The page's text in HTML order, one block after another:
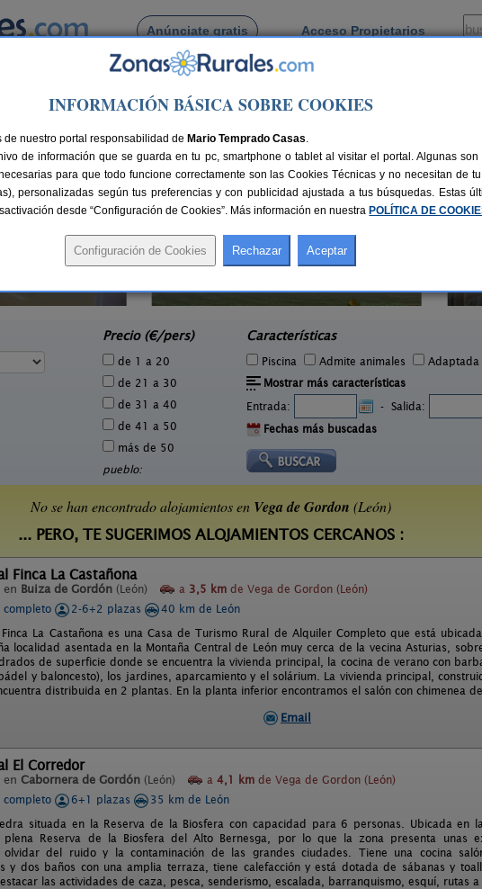
Anúnciate gratis Acceso Propietarios
Busca por pueblo
de Gordon
Vega de Gordon
Apartamentos L´Abiseu
Precio (€/pers)
de 1 a 20
de 21 a 30
de 31 a 40
de 41 a 50
más de 50
pueblo:
Características
Piscina Admite animales
Adaptada
Mostrar más características
Entrada:
- Salida:
Fechas más buscadas
No se han encontrado alojamientos en Vega de Gordon (León)
... PERO, TE SUGERIMOS ALOJAMIENTOS CERCANOS :
Finca La Castañona
en Buiza de Gordón (León) a 3,5 km de Vega de Gordon (León)
completo
2-6+2 plazas
40 km de León
La Castañona es una Casa de Turismo Rural de Alquiler Completo que está
localidad asentada en la Montaña Central de León muy cerca de la vecina Asturias,
de superficie donde se encuentra la vivienda principal, la cocina de verano con
y baloncesto), los jardines, aparcamiento y el solárium. La vivienda principal,
distribuida en 2 plantas. En la planta inferior encontramos el salón con chimenea de
Email
El Corredor
en Cabornera de Gordón (León) a 4,1 km de Vega de Gordon (León)
completo
6+1 plazas
35 km de León
situada en la Reserva de la Biosfera con capacidad para 6 personas. Ubicada en
plena Reserva de la Biosfera del Alto Bernesga, por lo que la zona presenta unas
olvidar del ruido y la contaminación de las grandes ciudades. Tiene una cocina
y dos baños con una amplia terraza, tiene calefacción y está dotada de sábanas y
las actividades de caza, pesca, senderismo, escalada, barranquismo, esquí, rutas a
INFORMACIÓN BÁSICA SOBRE COOKIES
nuestro portal responsabilidad de Mario Temprado Casas.
de información que se guarda en tu pc, smartphone o tablet al visitar el portal. Algunas
para que todo funcione correctamente son las Cookies Técnicas y no necesitan de
personalizadas según tus preferencias y con publicidad ajustada a tus búsquedas. Estas
desde “Configuración de Cookies”. Más información en nuestra POLÍTICA DE